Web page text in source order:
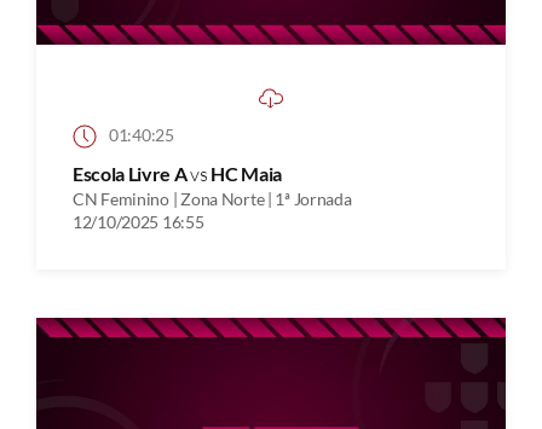
01:40:25
Escola Livre Avs HC Maia
CN Feminino | Zona Norte | 1ª Jornada
12/10/2025 16:55